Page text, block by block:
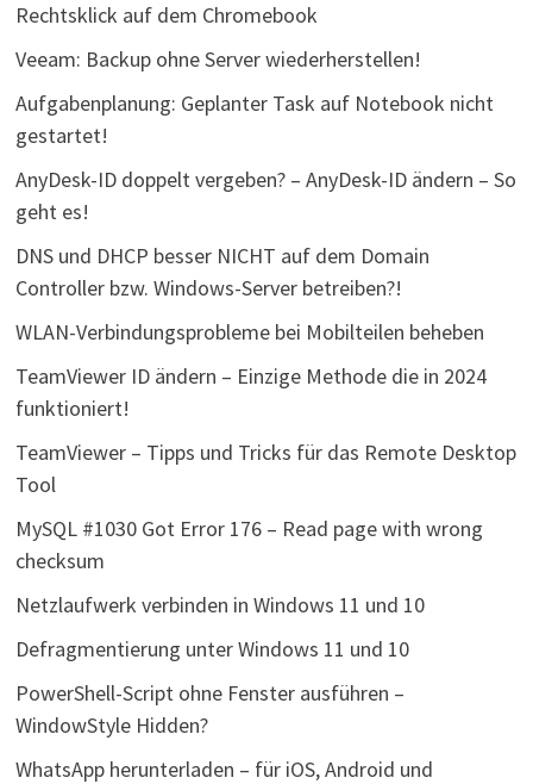
Rechtsklick auf dem Chromebook
Veeam: Backup ohne Server wiederherstellen!
Aufgabenplanung: Geplanter Task auf Notebook nicht
gestartet!
AnyDesk-ID doppelt vergeben? – AnyDesk-ID ändern – So
geht es!
DNS und DHCP besser NICHT auf dem Domain
Controller bzw. Windows-Server betreiben?!
WLAN-Verbindungsprobleme bei Mobilteilen beheben
TeamViewer ID ändern – Einzige Methode die in 2024
funktioniert!
TeamViewer – Tipps und Tricks für das Remote Desktop
Tool
MySQL #1030 Got Error 176 – Read page with wrong
checksum
Netzlaufwerk verbinden in Windows 11 und 10
Defragmentierung unter Windows 11 und 10
PowerShell-Script ohne Fenster ausführen –
WindowStyle Hidden?
WhatsApp herunterladen – für iOS, Android und